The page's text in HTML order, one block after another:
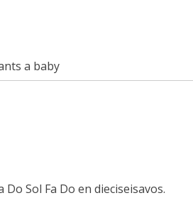
a baby
Do Sol Fa Do en dieciseisavos.